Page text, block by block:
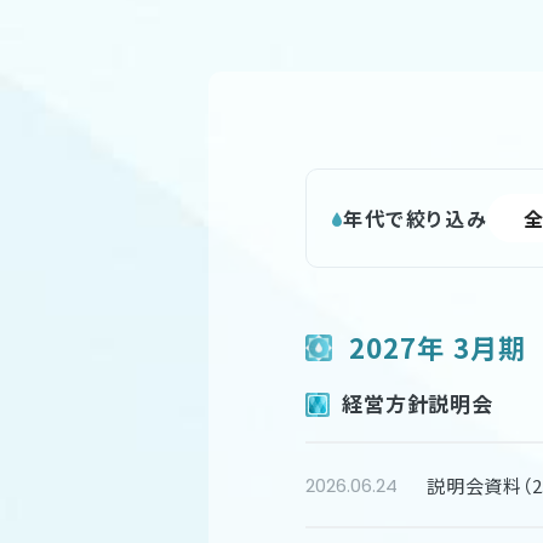
年代で絞り込み
2027年 3月期
経営方針説明会
2026.06.24 説明会資料（